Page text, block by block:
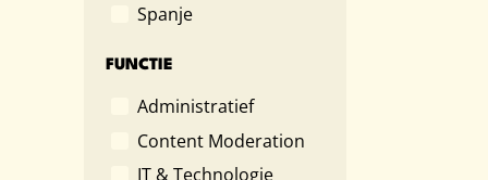
Spanje
FUNCTIE
Administratief
Content Moderation
IT & Technologie